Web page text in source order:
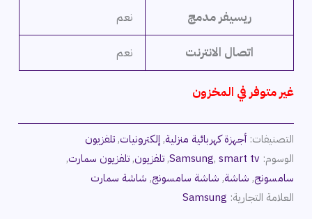
ريسيفر مدمج نعم
اتصال الانترنت نعم
غير متوفر في المخزون
التصنيفات:أجهزة كهربائية منزلية, إلكترونيات,تلفزيون
الوسوم:
Samsung, smart tv
,تلفزيون,تلفزيون سمارت,
سامسونج, شاشة, شاشة سامسونج, شاشة سمارت
العلامة التجارية: Samsung